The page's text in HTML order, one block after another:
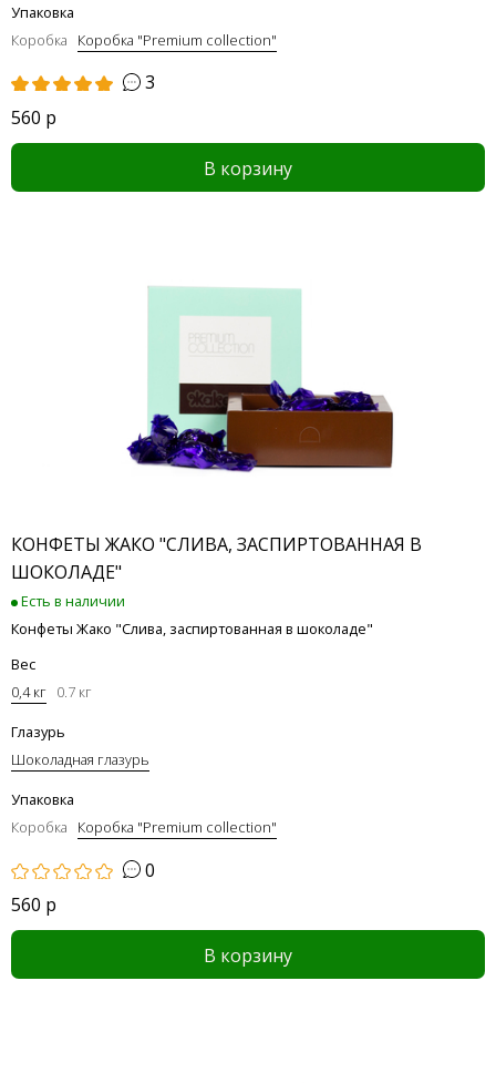
Упаковка
Коробка
Коробка "Premium collection"
3
560 р
В корзину
КОНФЕТЫ ЖАКО "СЛИВА, ЗАСПИРТОВАННАЯ В
ШОКОЛАДЕ"
Есть в наличии
Конфеты Жако "Слива, заспиртованная в шоколаде"
Вес
0,4 кг 0.7 кг
Глазурь
Шоколадная глазурь
Упаковка
Коробка
Коробка "Premium collection"
0
560 р
В корзину